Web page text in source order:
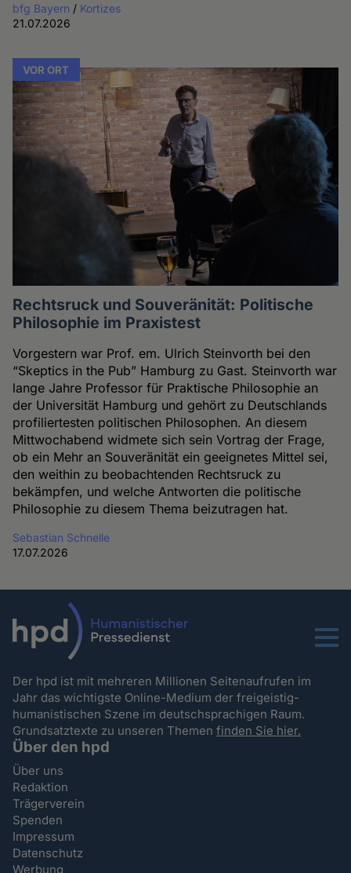
bfg Bayern / Kortizes
21.07.2026
VOR ORT
Rechtsruck und Souveränität: Politische
Philosophie im Praxistest
Vorgestern war Prof. em. Ulrich Steinvorth bei den
“Skeptics in the Pub” Hamburg zu Gast. Steinvorth war
lange Jahre Professor für Praktische Philosophie an
der Universität Hamburg und gehört zu Deutschlands
profiliertesten politischen Philosophen. An diesem
Mittwochabend widmete sich sein Vortrag der Frage,
ob ein Mehr an Souveränität ein geeignetes Mittel sei,
den weithin zu beobachtenden Rechtsruck zu
bekämpfen, und welche Antworten die politische
Philosophie zu diesem Thema beizutragen hat.
Sebastian Schnelle
17.07.2026
Menu
Der hpd ist mit mehreren Millionen Seitenaufrufen im
Jahr das wichtigste Online-Medium der freigeistig-
humanistischen Szene im deutschsprachigen Raum.
Grundsatztexte zu unseren Themenfinden Sie hier.
Über den hpd
Über uns
Redaktion
Trägerverein
Spenden
Impressum
Datenschutz
Werbung